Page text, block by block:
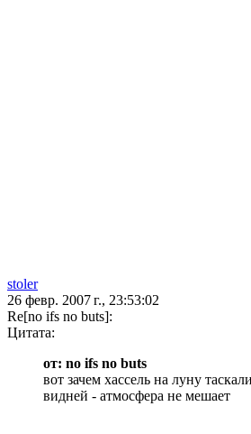
stoler
26 февр. 2007 г., 23:53:02
Re[no ifs no buts]:
Цитата:
от: no ifs no buts
вот зачем хассель на луну
видней - атмосфера не мешает